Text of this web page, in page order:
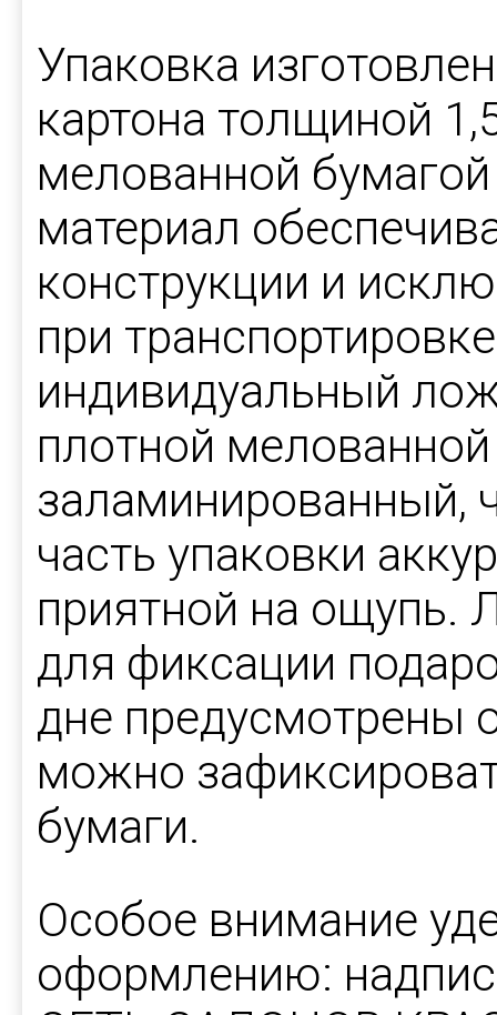
Упаковка
картона толщиной
мелованной
материал
конструкции и
при
индивидуальный
плотной
заламинированный,
часть упаковки
приятной на ощупь.
для фиксации
дне предусмотрены
можно
бумаги.
Особое внимание
оформлению: